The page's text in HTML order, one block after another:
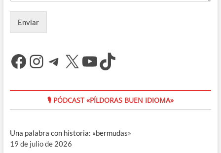
Enviar
Facebook
Instagram
Telegram
X YouTube
TikTok
🎙 PÓDCAST «PÍLDORAS BUEN IDIOMA»
Una palabra con historia: «bermudas»
19 de julio de 2026